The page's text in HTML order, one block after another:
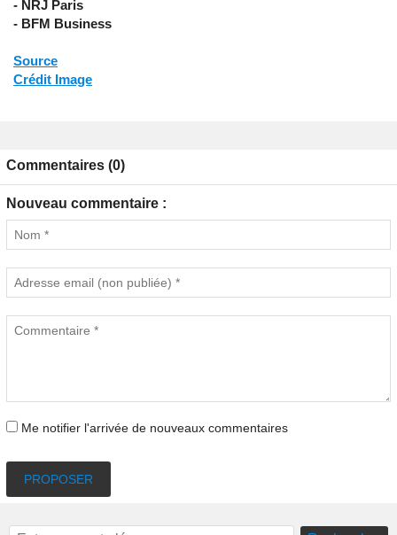
- NRJ Paris
- BFM Business
Source
Crédit Image
Commentaires (0)
Nouveau commentaire :
Me notifier l'arrivée de nouveaux commentaires
PROPOSER